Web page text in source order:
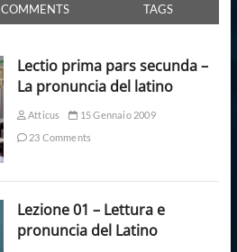
COMMENTS TAGS
Lectio prima pars secunda –
La pronuncia del latino
Atticus
15 Gennaio 2009
23 Comments
Lezione 01 – Lettura e
pronuncia del Latino